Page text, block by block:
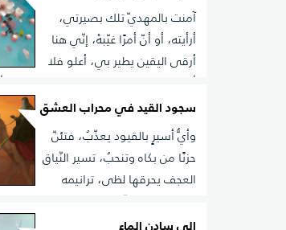
آمنت بالمهديّ تلك بصيرتي،
أرأيته، أو أنّ أمرًا غيّبهْ، إنّي هنا
أرقى اليقين يطير بي، أعلو فلا
أحتاج خطّ مكاتَبه، سيّان في كوز البصيرة
بأحلى الموهبه، ستراه لا في أرض
القلب فاسأل ذائبهrn
سجود القيد في محراب العشق
وأيُّ أسيرٍ بالقيود يعذّبُ، فتئنّ
حزنًا من بكاه وتنحبُ، تسير النّياق
العجف يحرقها لظى، ترانيمه
الحرّى، بها تتعذّبُ، يناجي بصمتٍ
بالهمس خوفًا تندبُ، مناجاته (الشّاكين)
إلى سادن الماء